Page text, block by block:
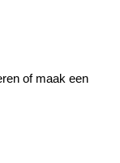
of maak een